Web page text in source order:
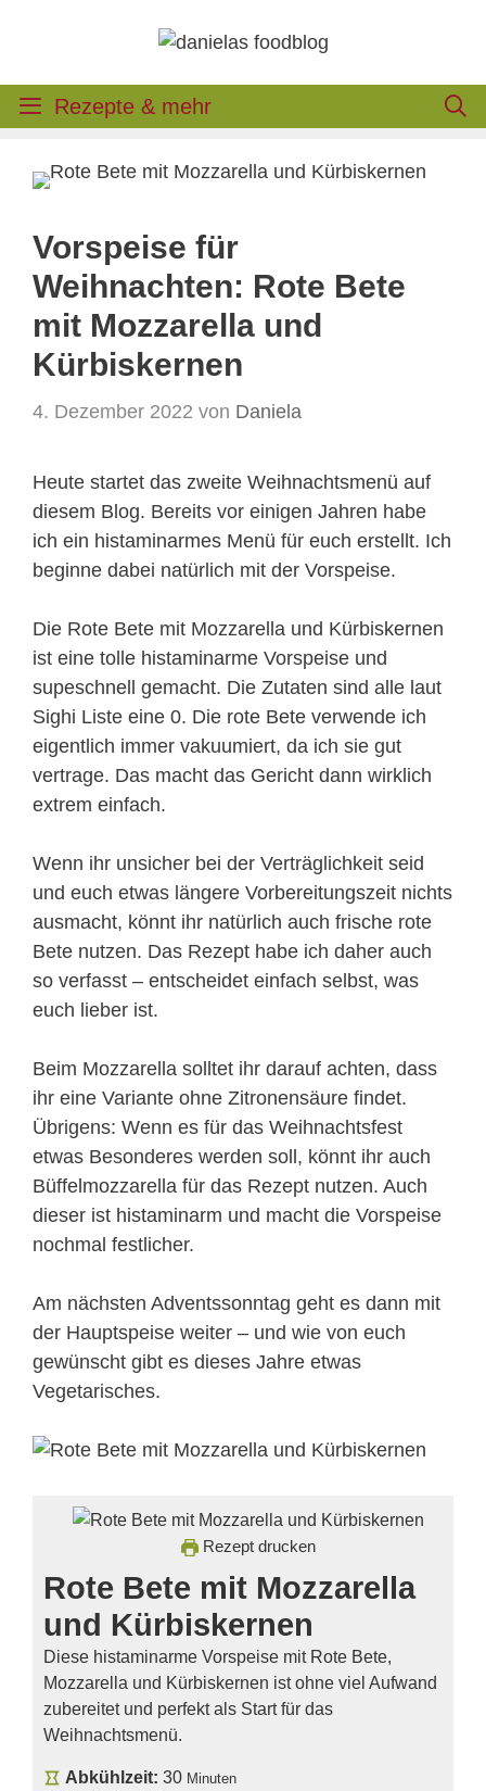
Rezepte & mehr
Vorspeise für
Weihnachten: Rote Bete
mit Mozzarella und
Kürbiskernen
4. Dezember 2022 von Daniela
Heute startet das zweite Weihnachtsmenü auf
diesem Blog. Bereits vor einigen Jahren habe
ich ein histaminarmes Menü für euch erstellt. Ich
beginne dabei natürlich mit der Vorspeise.
Die Rote Bete mit Mozzarella und Kürbiskernen
ist eine tolle histaminarme Vorspeise und
supeschnell gemacht. Die Zutaten sind alle laut
Sighi Liste eine 0. Die rote Bete verwende ich
eigentlich immer vakuumiert, da ich sie gut
vertrage. Das macht das Gericht dann wirklich
extrem einfach.
Wenn ihr unsicher bei der Verträglichkeit seid
und euch etwas längere Vorbereitungszeit nichts
ausmacht, könnt ihr natürlich auch frische rote
Bete nutzen. Das Rezept habe ich daher auch
so verfasst – entscheidet einfach selbst, was
euch lieber ist.
Beim Mozzarella solltet ihr darauf achten, dass
ihr eine Variante ohne Zitronensäure findet.
Übrigens: Wenn es für das Weihnachtsfest
etwas Besonderes werden soll, könnt ihr auch
Büffelmozzarella für das Rezept nutzen. Auch
dieser ist histaminarm und macht die Vorspeise
nochmal festlicher.
Am nächsten Adventssonntag geht es dann mit
der Hauptspeise weiter – und wie von euch
gewünscht gibt es dieses Jahre etwas
Vegetarisches.
Rezept drucken
Rote Bete mit Mozzarella
und Kürbiskernen
Diese histaminarme Vorspeise mit Rote Bete,
Mozzarella und Kürbiskernen ist ohne viel Aufwand
zubereitet und perfekt als Start für das
Weihnachtsmenü.
Abkühlzeit: 30 Minuten